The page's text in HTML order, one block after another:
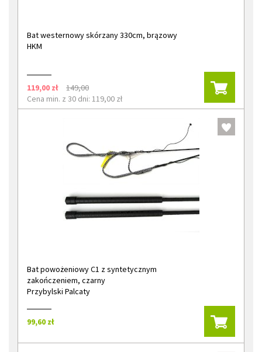
Bat westernowy skórzany 330cm, brązowy
HKM
119,00 zł
149,00
Cena min. z 30 dni: 119,00 zł
Bat powożeniowy C1 z syntetycznym
zakończeniem, czarny
Przybylski Palcaty
99,60 zł